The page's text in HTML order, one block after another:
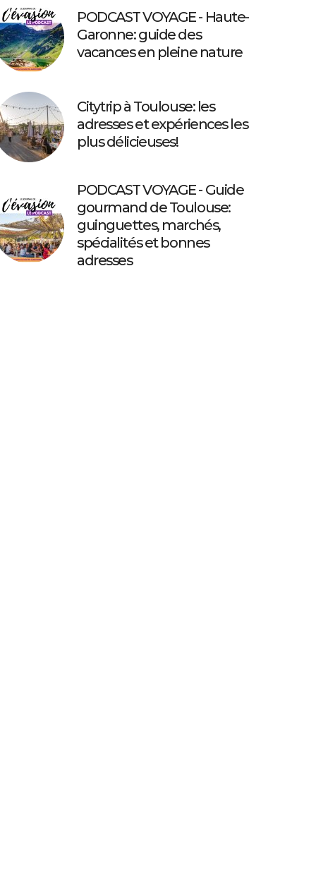
PODCAST VOYAGE - Haute-
Garonne: guide des
vacances en pleine nature
Citytrip à Toulouse: les
adresses et expériences les
plus délicieuses!
PODCAST VOYAGE - Guide
gourmand de Toulouse:
guinguettes, marchés,
spécialités et bonnes
adresses